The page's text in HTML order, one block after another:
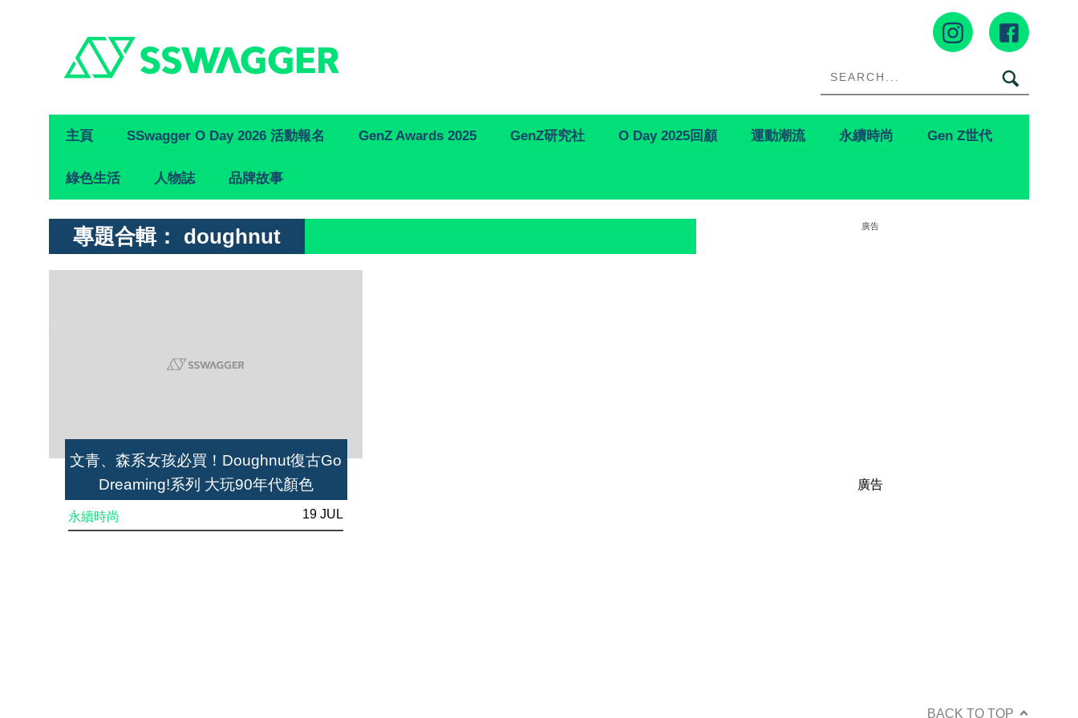
Primary
Navigation
主頁 SSwagger O Day 2026 活動報名 GenZ Awards 2025 GenZ研究社 O Day 2025回顧 運動潮流 永續時尚 Gen Z世代
綠色生活 人物誌 品牌故事
專題合輯： doughnut
文青、森系女孩必買！Doughnut復古Go
Dreaming!系列 大玩90年代顏色
永續時尚 19 JUL
廣告
廣告
BACK TO TOP